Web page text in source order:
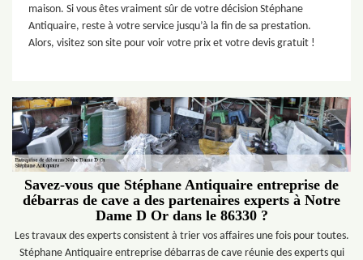
maison. Si vous êtes vraiment sûr de votre décision Stéphane
Antiquaire, reste à votre service jusqu’à la fin de sa prestation.
Alors, visitez son site pour voir votre prix et votre devis gratuit !
Savez-vous que Stéphane Antiquaire entreprise de
débarras de cave a des partenaires experts à Notre
Dame D Or dans le 86330 ?
Les travaux des experts consistent à trier vos affaires une fois pour toutes.
Stéphane Antiquaire entreprise débarras de cave réunie des experts qui